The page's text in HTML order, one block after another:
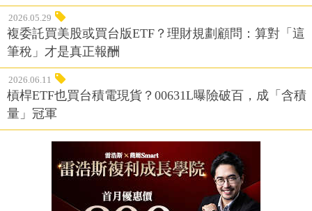
2026.05.29
複委託買美股或買台版ETF？理財規劃顧問：算對「這
筆稅」才是真正報酬
2026.06.11
槓桿ETF也買台積電現貨？00631L曝險破百，成「含積
量」冠軍